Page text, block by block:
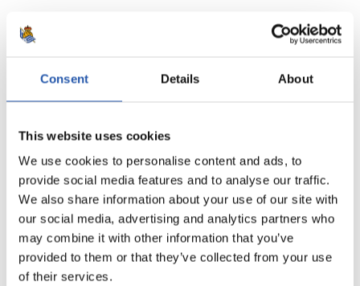
Consent Details About
This website uses cookies
We use cookies to personalise content and ads, to
provide social media features and to analyse our traffic.
We also share information about your use of our site with
our social media, advertising and analytics partners who
may combine it with other information that you’ve
provided to them or that they’ve collected from your use
of their services.
TERMINÉ
1- 1